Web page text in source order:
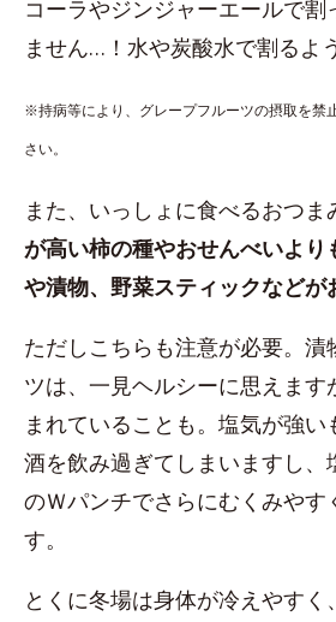
コーラやジンジャーエールで割
ません…！水や炭酸水で割るよ
※持病等により、グレープフルーツの摂取を禁
さい。
また、いっしょに食べるおつま
が高い柿の種やおせんべいより
や漬物、野菜スティックなどが
ただしこちらも注意が必要。漬
ツは、一見ヘルシーに思えます
まれていることも。塩気が強い
酒を飲み過ぎてしまいますし、
のＷパンチでさらにむくみやす
す。
とくに冬場は身体が冷えやすく